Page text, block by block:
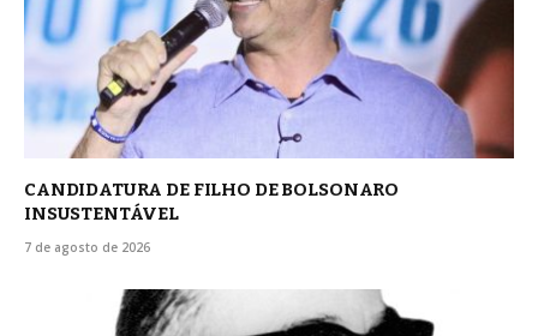
CANDIDATURA DE FILHO DE BOLSONARO
INSUSTENTÁVEL
7 de agosto de 2026